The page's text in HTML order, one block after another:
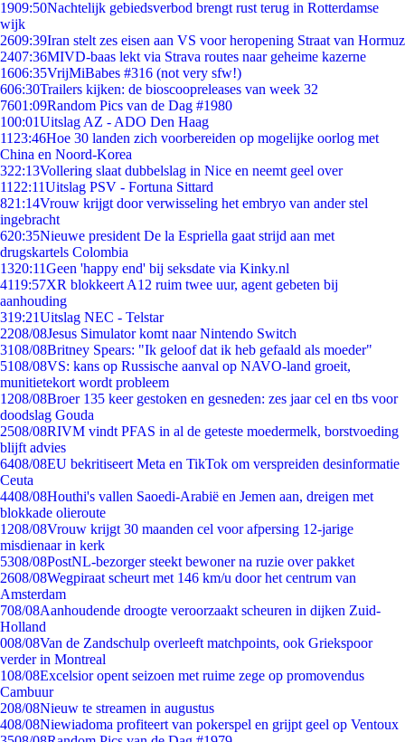
1909:50Nachtelijk gebiedsverbod brengt rust terug in Rotterdamse
wijk
2609:39Iran stelt zes eisen aan VS voor heropening Straat van Hormuz
2407:36MIVD-baas lekt via Strava routes naar geheime kazerne
1606:35VrijMiBabes #316 (not very sfw!)
606:30Trailers kijken: de bioscoopreleases van week 32
7601:09Random Pics van de Dag #1980
100:01Uitslag AZ - ADO Den Haag
11 23:46Hoe 30 landen zich voorbereiden op mogelijke oorlog met
China en Noord-Korea
322:13Vollering slaat dubbelslag in Nice en neemt geel over
11 22:11Uitslag PSV - Fortuna Sittard
821:14Vrouw krijgt door verwisseling het embryo van ander stel
ingebracht
620:35Nieuwe president De la Espriella gaat strijd aan met
drugskartels Colombia
1320:11Geen 'happy end' bij seksdate via Kinky.nl
4119:57XR blokkeert A12 ruim twee uur, agent gebeten bij
aanhouding
319:21Uitslag NEC - Telstar
2208/08Jesus Simulator komt naar Nintendo Switch
3108/08Britney Spears: "Ik geloof dat ik heb gefaald als moeder"
5108/08VS: kans op Russische aanval op NAVO-land groeit,
munitietekort wordt probleem
1208/08Broer 135 keer gestoken en gesneden: zes jaar cel en tbs voor
doodslag Gouda
2508/08RIVM vindt PFAS in al de geteste moedermelk, borstvoeding
blijft advies
6408/08EU bekritiseert Meta en TikTok om verspreiden desinformatie
Ceuta
4408/08Houthi's vallen Saoedi-Arabië en Jemen aan, dreigen met
blokkade olieroute
1208/08Vrouw krijgt 30 maanden cel voor afpersing 12-jarige
misdienaar in kerk
5308/08PostNL-bezorger steekt bewoner na ruzie over pakket
2608/08Wegpiraat scheurt met 146 km/u door het centrum van
Amsterdam
708/08Aanhoudende droogte veroorzaakt scheuren in dijken Zuid-
Holland
008/08Van de Zandschulp overleeft matchpoints, ook Griekspoor
verder in Montreal
108/08Excelsior opent seizoen met ruime zege op promovendus
Cambuur
208/08Nieuw te streamen in augustus
408/08Niewiadoma profiteert van pokerspel en grijpt geel op Ventoux